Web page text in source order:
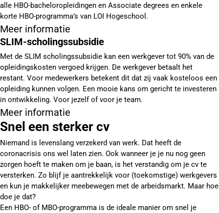
alle HBO-bacheloropleidingen en Associate degrees en enkele
korte HBO-programma’s van LOI Hogeschool.
Meer informatie
SLIM-scholingssubsidie
Met de SLIM scholingssubsidie kan een werkgever tot 90% van de
opleidingskosten vergoed krijgen. De werkgever betaalt het
restant. Voor medewerkers betekent dit dat zij vaak kosteloos een
opleiding kunnen volgen. Een mooie kans om gericht te investeren
in ontwikkeling. Voor jezelf of voor je team.
Meer informatie
Snel een sterker cv
Niemand is levenslang verzekerd van werk. Dat heeft de
coronacrisis ons wel laten zien. Ook wanneer je je nu nog geen
zorgen hoeft te maken om je baan, is het verstandig om je cv te
versterken. Zo blijf je aantrekkelijk voor (toekomstige) werkgevers
en kun je makkelijker meebewegen met de arbeidsmarkt. Maar hoe
doe je dat?
Een HBO- of MBO-programma is de ideale manier om snel je